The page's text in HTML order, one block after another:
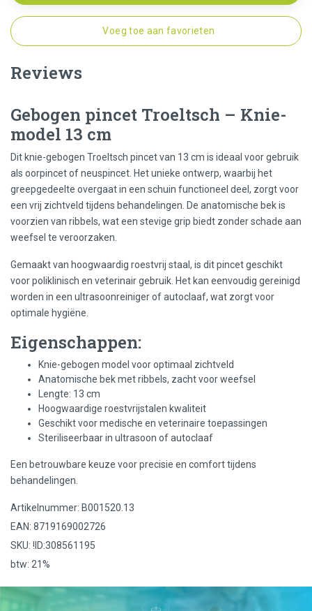
Voeg toe aan favorieten
Reviews
Gebogen pincet Troeltsch – Knie-
model 13 cm
Dit knie-gebogen Troeltsch pincet van 13 cm is ideaal voor gebruik
als oorpincet of neuspincet. Het unieke ontwerp, waarbij het
greepgedeelte overgaat in een schuin functioneel deel, zorgt voor
een vrij zichtveld tijdens behandelingen. De anatomische bek is
voorzien van ribbels, wat een stevige grip biedt zonder schade aan
weefsel te veroorzaken.
Gemaakt van hoogwaardig roestvrij staal, is dit pincet geschikt
voor poliklinisch en veterinair gebruik. Het kan eenvoudig gereinigd
worden in een ultrasoonreiniger of autoclaaf, wat zorgt voor
optimale hygiëne.
Eigenschappen:
Knie-gebogen model voor optimaal zichtveld
Anatomische bek met ribbels, zacht voor weefsel
Lengte: 13 cm
Hoogwaardige roestvrijstalen kwaliteit
Geschikt voor medische en veterinaire toepassingen
Steriliseerbaar in ultrasoon of autoclaaf
Een betrouwbare keuze voor precisie en comfort tijdens
behandelingen.
Artikelnummer: B001520.13
EAN: 8719169002726
SKU: !ID:308561195
btw: 21%